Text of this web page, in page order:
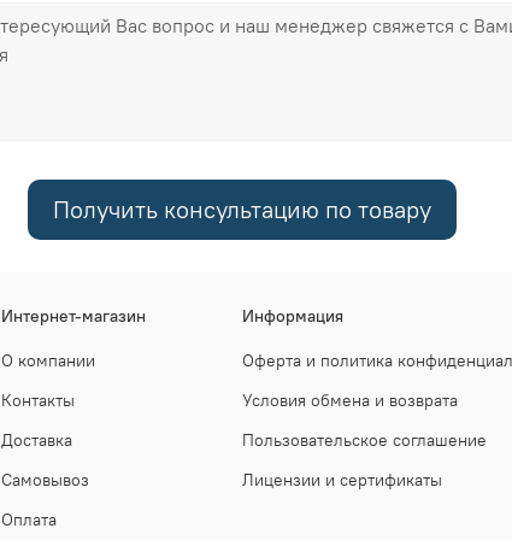
Получить консультацию по товару
Интернет-магазин
О компании
Контакты
Доставка
Самовывоз
Оплата
Информация
Оферта и политика
Условия обмена и возврата
Пользовательское соглашение
Лицензии и сертификаты